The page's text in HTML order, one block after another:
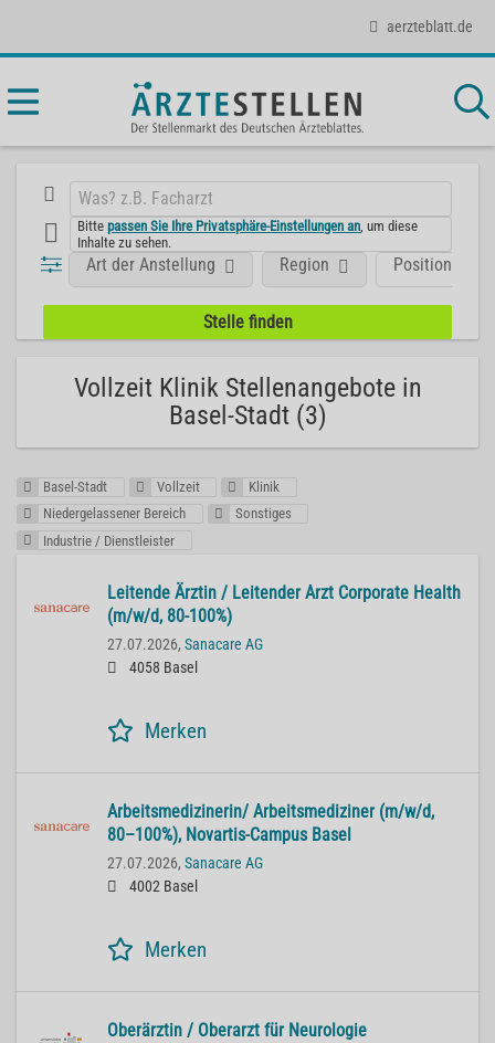
aerzteblatt.de
Bittepassen Sie Ihre Privatsphäre-Einstellungen an , um diese
Inhalte zu sehen.
Position
Art der Anstellung Region
Vollzeit Klinik Stellenangebote in
Basel-Stadt (3)
Basel-Stadt Vollzeit
Klinik
Niedergelassener Bereich
Sonstiges
Industrie / Dienstleister
Lei­ten­de Ärz­tin / Lei­ten­der Arzt Cor­po­ra­te He­alth
(m/w/d, 80-100%)
27.07.2026, Sanacare AG
4058 Basel
Merken
Ar­beits­me­di­zi­ne­rin/ Ar­beits­me­di­zi­ner (m/w/d,
80–100%), No­var­tis-Cam­pus Basel
27.07.2026, Sanacare AG
4002 Basel
Merken
Oberärztin / Oberarzt für Neurologie